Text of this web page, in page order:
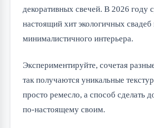
декоративных свечей. В 2026 году
настоящий хит экологичных свадеб
минималистичного интерьера.
Экспериментируйте, сочетая
так получаются уникальные
просто ремесло, а способ сделать
по-настоящему своим.